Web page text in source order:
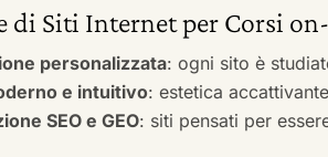
di Siti Internet per Corsi
personalizzata: ogni sito è
e intuitivo: estetica
SEO e GEO: siti pensati per